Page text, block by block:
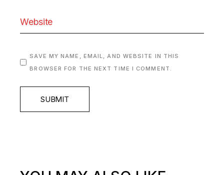
SAVE MY NAME, EMAIL, AND WEBSITE IN THIS
BROWSER FOR THE NEXT TIME I COMMENT.
SUBMIT